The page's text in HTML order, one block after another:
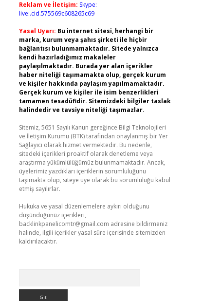
Reklam ve İletişim: Skype:
live:.cid.575569c608265c69
Yasal Uyarı: Bu internet sitesi, herhangi bir
marka, kurum veya şahıs şirketi ile hiçbir
bağlantısı bulunmamaktadır. Sitede yalnızca
kendi hazırladığımız makaleler
paylaşılmaktadır. Burada yer alan içerikler
haber niteliği taşımamakta olup, gerçek kurum
ve kişiler hakkında paylaşım yapılmamaktadır.
Gerçek kurum ve kişiler ile isim benzerlikleri
tamamen tesadüfidir. Sitemizdeki bilgiler taslak
halindedir ve tavsiye niteliği taşımazlar.
Sitemiz, 5651 Sayılı Kanun gereğince Bilgi Teknolojileri
ve İletişim Kurumu (BTK) tarafından onaylanmış bir Yer
Sağlayıcı olarak hizmet vermektedir. Bu nedenle,
sitedeki içerikleri proaktif olarak denetleme veya
araştırma yükümlülüğümüz bulunmamaktadır. Ancak,
üyelerimiz yazdıkları içeriklerin sorumluluğunu
taşımakta olup, siteye üye olarak bu sorumluluğu kabul
etmiş sayılırlar.
Hukuka ve yasal düzenlemelere aykırı olduğunu
düşündüğünüz içerikleri,
backlinkpanelicomtr@gmail.com adresine bildirmeniz
halinde, ilgili içerikler yasal süre içerisinde sitemizden
kaldırılacaktır.